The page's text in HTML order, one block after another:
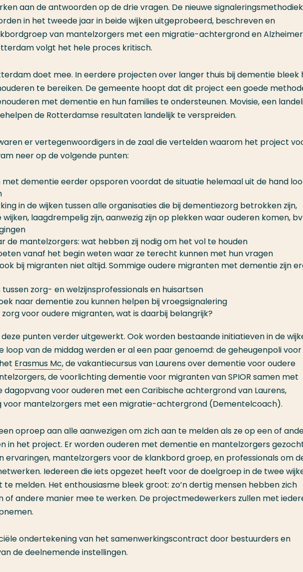
aan de antwoorden op de drie vragen. De nieuwe
in het tweede jaar in beide wijken uitgeprobeerd, beschreven en
van mantelzorgers met een migratie-achtergrond en Alzheimer
volgt het hele proces kritisch.
doet mee. In eerdere projecten over langer thuis bij dementie bleek
te bereiken. De gemeente hoopt dat dit project een goede
met dementie en hun families te ondersteunen. Movisie, een
de Rotterdamse resultaten landelijk te verspreiden.
er vertegenwoordigers in de zaal die vertelden waarom het project
neer op de volgende punten:
dementie eerder opsporen voordat de situatie helemaal uit de hand
in de wijken tussen alle organisaties die bij dementiezorg betrokken zijn,
wijken, laagdrempelig zijn, aanwezig zijn op plekken waar ouderen komen,
de mantelzorgers: wat hebben zij nodig om het vol te houden
vanaf het begin weten waar ze terecht kunnen met hun vragen
bij migranten niet altijd. Sommige oudere migranten met dementie zijn
zorg- en welzijnsprofessionals en huisartsen
naar dementie zou kunnen helpen bij vroegsignalering
voor oudere migranten, wat is daarbij belangrijk?
punten verder uitgewerkt. Ook worden bestaande initiatieven in de
loop van de middag werden er al een paar genoemd: de geheugenpoli voor
Erasmus Mc, de vakantiecursus van Laurens over dementie voor oudere
de voorlichting dementie voor migranten van SPIOR samen met
dagopvang voor ouderen met een Caribische achtergrond van Laurens,
voor mantelzorgers met een migratie-achtergrond (Dementelcoach).
oproep aan alle aanwezigen om zich aan te melden als ze op een of
in het project. Er worden ouderen met dementie en mantelzorgers
ervaringen, mantelzorgers voor de klankbord groep, en professionals om
Iedereen die iets opgezet heeft voor de doelgroep in de twee
melden. Het enthousiasme bleek groot: zo’n dertig mensen hebben zich
of andere manier mee te werken. De projectmedewerkers zullen met
ondertekening van het samenwerkingscontract door bestuurders en
de deelnemende instellingen.